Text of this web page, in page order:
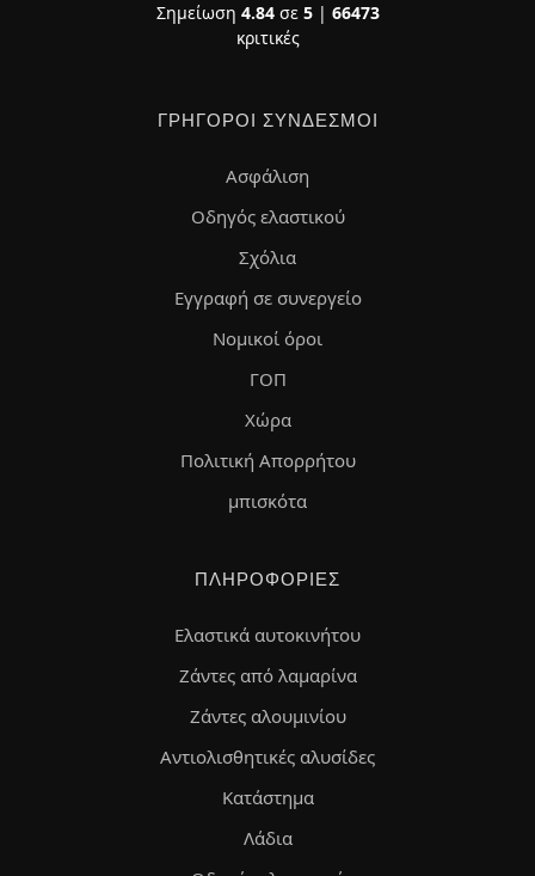
Σημείωση 4.84σε 5| 66473
κριτικές
ΓΡΉΓΟΡΟΙ ΣΎΝΔΕΣΜΟΙ
Ασφάλιση
Οδηγός ελαστικού
Σχόλια
Εγγραφή σε συνεργείο
Νομικοί όροι
ΓΟΠ
Χώρα
Πολιτική Απορρήτου
μπισκότα
ΠΛΗΡΟΦΟΡΊΕΣ
Ελαστικά αυτοκινήτου
Ζάντες από λαμαρίνα
Ζάντες αλουμινίου
Αντιολισθητικές αλυσίδες
Κατάστημα
Λάδια